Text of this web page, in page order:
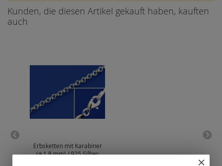
Kunden, die diesen Artikel gekauft haben, kauften
auch
Erbsketten mit Karabiner
(ø 1.8 mm) / 925 Silber